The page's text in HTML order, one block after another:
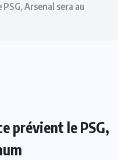
Arsenal sera au
prévient le PSG,